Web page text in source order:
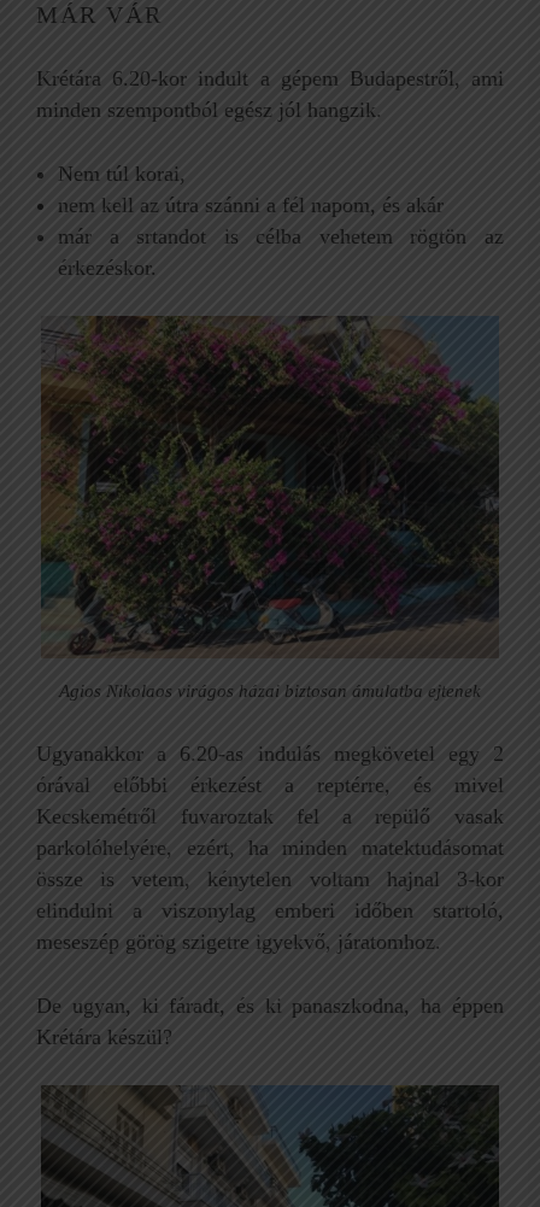
MÁR VÁR
Krétára 6.20-kor indult a gépem Budapestről, ami
minden szempontból egész jól hangzik.
Nem túl korai,
nem kell az útra szánni a fél napom, és akár
már a srtandot is célba vehetem rögtön az
érkezéskor.
Agios Nikolaos virágos házai biztosan ámulatba ejtenek
Ugyanakkor a 6.20-as indulás megkövetel egy 2
órával előbbi érkezést a reptérre, és mivel
Kecskemétről fuvaroztak fel a repülő vasak
parkolóhelyére, ezért, ha minden matektudásomat
össze is vetem, kénytelen voltam hajnal 3-kor
elindulni a viszonylag emberi időben startoló,
meseszép görög szigetre igyekvő, járatomhoz.
De ugyan, ki fáradt, és ki panaszkodna, ha éppen
Krétára készül?